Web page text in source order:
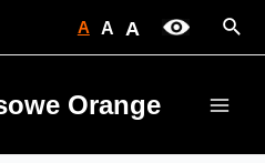
A A A
Orange